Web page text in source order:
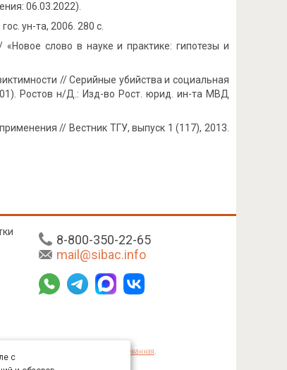
06.03.2022).
ун-та, 2006. 280 с.
слово в науке и практике: гипотезы и
// Серийные убийства и социальная
Ростов н/Д.: Изд-во Рост. юрид. ин-та МВД
// Вестник ТГУ, выпуск 1 (117), 2013.
8-800-350-22-65
mail@sibac.info
(«Атрибуция») 4.0 Непортированная
с